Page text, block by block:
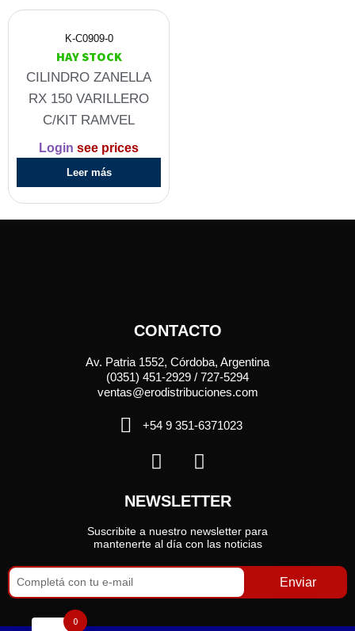
K-C0909-0
HAY STOCK
CILINDRO ZANELLA
RX 150 VARILLERO
C/KIT RAMVEL
Login see prices
Leer más
CONTACTO
Av. Patria 1552, Córdoba, Argentina
(0351) 451-2929 / 727-5294
ventas@erodistribuciones.com
+54 9 351-6371023
NEWSLETTER
Suscribite a nuestro newsletter para
mantenerte al día con las noticias
Enviar
0